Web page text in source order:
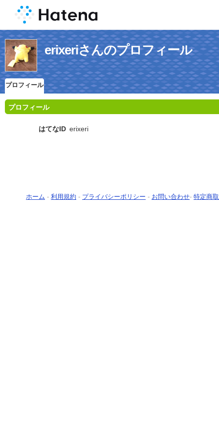
erixeriさんのプロフィール
プロフィール
プロフィール
はてなID erixeri
ホーム - 利用規約 - プライバシーポリシー - お問い合わせ- 特定商